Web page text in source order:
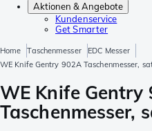
Aktionen & Angebote
Kundenservice
Get Smarter
Home Taschenmesser
EDC Messer
WE Knife Gentry 902A Taschenmesser,
WE Knife Gentry
Taschenmesser,